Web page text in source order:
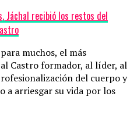
Jáchal recibió los restos del
muchos, el más
Castro formador, al líder, al
del cuerpo y
a arriesgar su vida por los